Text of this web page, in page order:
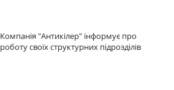
Компанія "Антикілер" інформує про
роботу своїх структурних підрозділів